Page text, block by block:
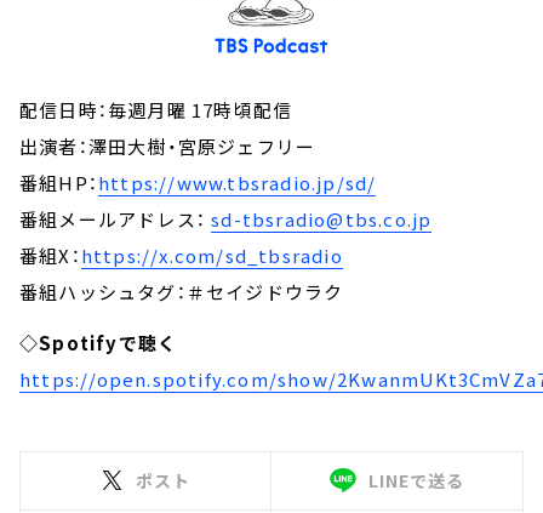
配信日時：毎週月曜 17時頃配信
出演者：澤田大樹・宮原ジェフリー
番組HP：https://www.tbsradio.jp/sd/
番組メールアドレス：sd-tbsradio@tbs.co.jp
番組X：https://x.com/sd_tbsradio
番組ハッシュタグ：＃セイジドウラク
◇Spotifyで聴く
https://open.spotify.com/show/
ポスト LINEで送る